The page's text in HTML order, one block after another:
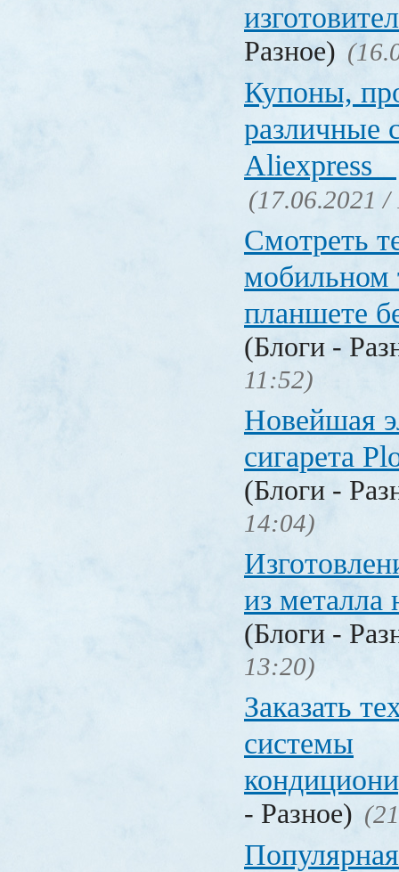
Разное)
Купоны,
различные
Aliexpress
(17.06.2021 /
Смотреть
мобильном
планшете
(Блоги -
11:52)
Новейшая
сигарета
(Блоги -
14:04)
из
(Блоги -
13:20)
Заказать
системы
- Разное)